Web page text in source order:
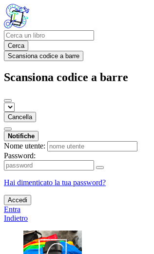
Cerca
Scansiona codice a barre
Scansiona codice a barre
Cancella
Notifiche
Nome utente:
Password:
Hai dimenticato la tua password?
Accedi
Entra
Indietro